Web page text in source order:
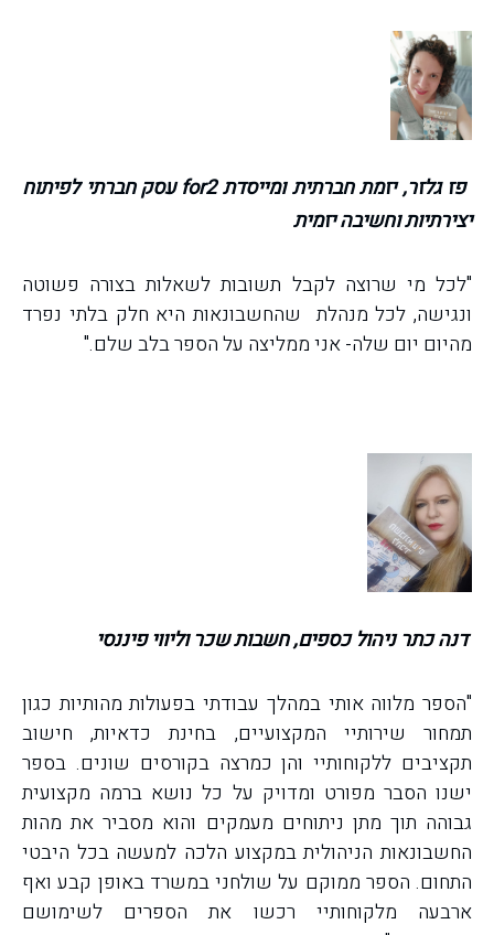
פז גלזר, יזמת חברתית ומייסדת 2 for עסק חברתי לפיתוח
יצירתיות וחשיבה יזמית
"לכל מי שרוצה לקבל תשובות לשאלות בצורה פשוטה
ונגישה, לכל מנהלת שהחשבונאות היא חלק בלתי נפרד
מהיום יום שלה- אני ממליצה על הספר בלב שלם."
דנה כתר ניהול כספים, חשבות שכר וליווי פיננסי
"הספר מלווה אותי במהלך עבודתי בפעולות מהותיות כגון
תמחור שירותיי המקצועיים, בחינת כדאיות, חישוב
תקציבים ללקוחותיי והן כמרצה בקורסים שונים. בספר
ישנו הסבר מפורט ומדויק על כל נושא ברמה מקצועית
גבוהה תוך מתן ניתוחים מעמקים והוא מסביר את מהות
החשבונאות הניהולית במקצוע הלכה למעשה בכל היבטי
התחום. הספר ממוקם על שולחני במשרד באופן קבע ואף
ארבעה מלקוחותיי רכשו את הספרים לשימושם